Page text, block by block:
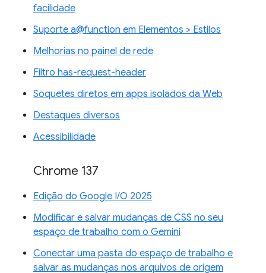
facilidade
Suporte a@function em Elementos > Estilos
Melhorias no painel de rede
Filtro has-request-header
Soquetes diretos em apps isolados da Web
Destaques diversos
Acessibilidade
Chrome 137
Edição do Google I/O 2025
Modificar e salvar mudanças de CSS no seu
espaço de trabalho com o Gemini
Conectar uma pasta do espaço de trabalho e
salvar as mudanças nos arquivos de origem